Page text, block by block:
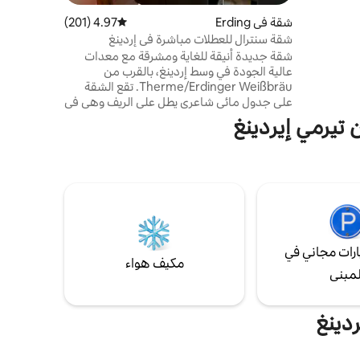
شقة في Erding متوسط التقييم 4.97 من 5، 201 مراجعات
4.97 (201)
شقة سنترال للعطلات مباشرة في إردينغ
شقة جديدة أنيقة للغاية ومشرقة مع معدات
عالية الجودة في وسط إردينغ، بالقرب من
Therme/Erdinger Weißbräu. تقع الشقة
على جدول مائي شاعري يطل على الريف وهي في
تيرمي إيردينغ
مجاني في
مكيف هواء